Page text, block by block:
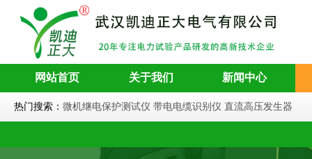
网站首页 关于我们 新闻中心
热门搜索： 微机继电保护测试仪 带电电缆识别仪 直流高压发生器